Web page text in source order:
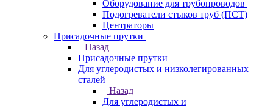
Оборудование для трубопроводов
Подогреватели стыков труб (ПСТ)
Центраторы
Присадочные прутки
Назад
Присадочные прутки
Для углеродистых и низколегированных
сталей
Назад
Для углеродистых и